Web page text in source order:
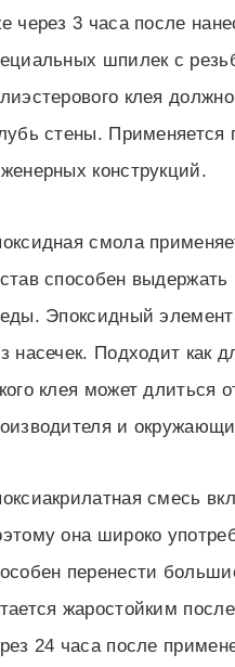
через 3 часа после
шпилек с
клея
стены.
конструкций.
смола
способен
Эпоксидный
насечек. Подходит как
клея может длиться
и
смесь
она широко
перенести
жаростойким
24 часа после